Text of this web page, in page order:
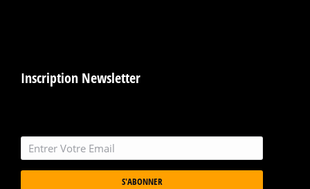
Inscription Newsletter
S'ABONNER